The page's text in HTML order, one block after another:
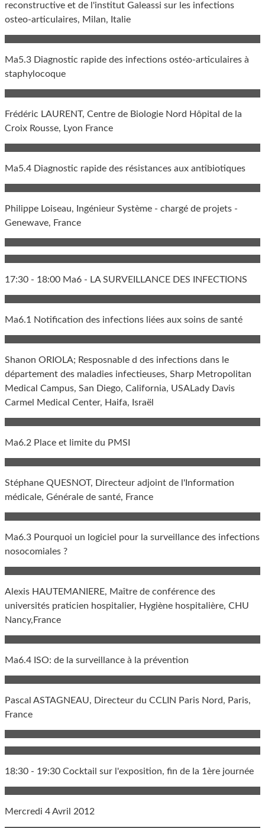
reconstructive et de l'institut Galeassi sur les infections
osteo-articulaires, Milan, Italie
Ma5.3 Diagnostic rapide des infections ostéo-articulaires à
staphylocoque
Frédéric LAURENT, Centre de Biologie Nord Hôpital de la
Croix Rousse, Lyon France
Ma5.4 Diagnostic rapide des résistances aux antibiotiques
Philippe Loiseau, Ingénieur Système - chargé de projets -
Genewave, France
17:30 - 18:00 Ma6 - LA SURVEILLANCE DES INFECTIONS
Ma6.1 Notification des infections liées aux soins de santé
Shanon ORIOLA; Resposnable d des infections dans le
département des maladies infectieuses, Sharp Metropolitan
Medical Campus, San Diego, California, USALady Davis
Carmel Medical Center, Haifa, Israël
Ma6.2 Place et limite du PMSI
Stéphane QUESNOT, Directeur adjoint de l'Information
médicale, Générale de santé, France
Ma6.3 Pourquoi un logiciel pour la surveillance des infections
nosocomiales ?
Alexis HAUTEMANIERE, Maître de conférence des
universités praticien hospitalier, Hygiène hospitalière, CHU
Nancy,France
Ma6.4 ISO: de la surveillance à la prévention
Pascal ASTAGNEAU, Directeur du CCLIN Paris Nord, Paris,
France
18:30 - 19:30 Cocktail sur l'exposition, fin de la 1ère journée
Mercredi 4 Avril 2012